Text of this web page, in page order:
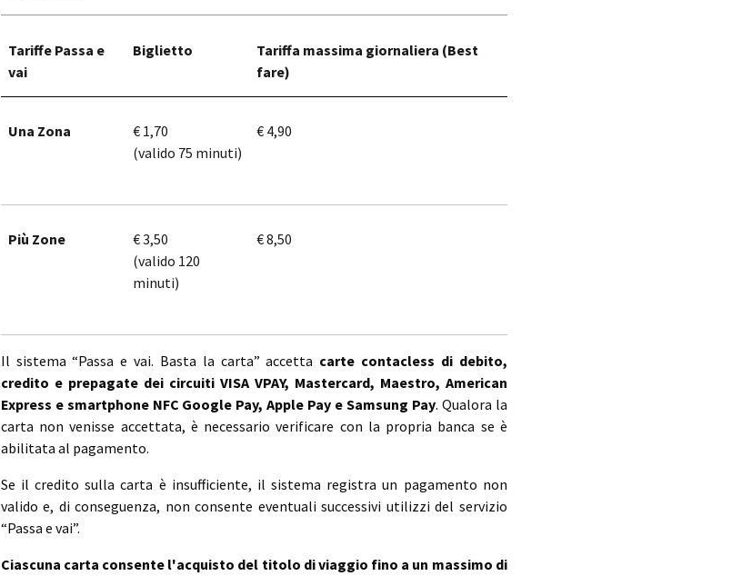
Tariffe Passa e
vai
Biglietto
Tariffa massima giornaliera (Best
fare)
Una Zona
€ 1,70
(valido 75 minuti)
€ 4,90
Più Zone
€ 3,50
(valido 120
minuti)
€ 8,50
Il sistema “Passa e vai. Basta la carta” accetta carte contacless di debito,
credito e prepagate dei circuiti VISA VPAY, Mastercard, Maestro, American
Express e smartphone NFC Google Pay, Apple Pay e Samsung Pay. Qualora la
carta non venisse accettata, è necessario verificare con la propria banca se è
abilitata al pagamento.
Se il credito sulla carta è insufficiente, il sistema registra un pagamento non
valido e, di conseguenza, non consente eventuali successivi utilizzi del servizio
“Passa e vai”.
Ciascuna carta consente l'acquisto del titolo di viaggio fino a un massimo di